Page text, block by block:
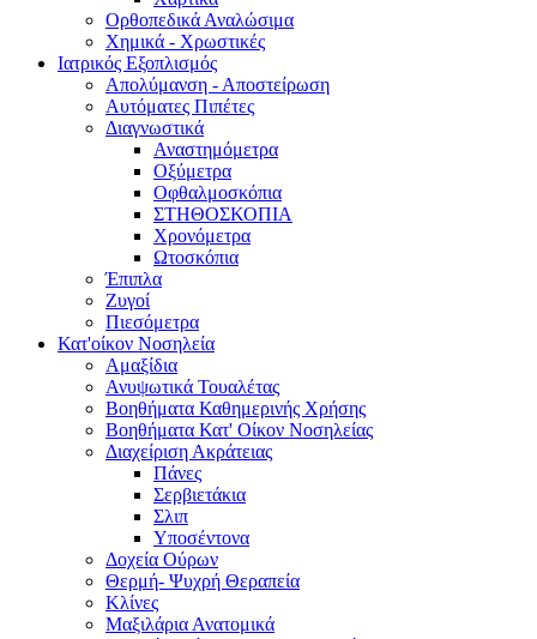
Ορθοπεδικά Αναλώσιμα
Χημικά - Χρωστικές
Ιατρικός Εξοπλισμός
Απολύμανση - Αποστείρωση
Αυτόματες Πιπέτες
Διαγνωστικά
Αναστημόμετρα
Οξύμετρα
Οφθαλμοσκόπια
ΣΤΗΘΟΣΚΟΠΙΑ
Χρονόμετρα
Ωτοσκόπια
Έπιπλα
Ζυγοί
Πιεσόμετρα
Κατ'οίκον Νοσηλεία
Αμαξίδια
Ανυψωτικά Τουαλέτας
Βοηθήματα Καθημερινής Χρήσης
Βοηθήματα Κατ' Οίκον Νοσηλείας
Διαχείριση Ακράτειας
Πάνες
Σερβιετάκια
Σλιπ
Υποσέντονα
Δοχεία Ούρων
Θερμή- Ψυχρή Θεραπεία
Κλίνες
Μαξιλάρια Ανατομικά